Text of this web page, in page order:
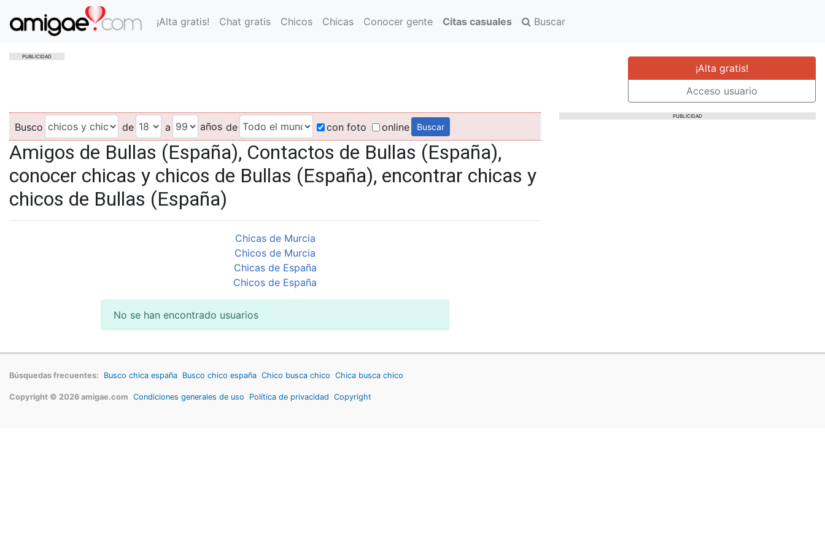
¡Alta gratis! Chat gratis Chicos Chicas Conocer gente Citas casuales Buscar
PUBLICIDAD
¡Alta gratis!
Acceso usuario
Busco de a años de con foto online
Amigos de Bullas (España), Contactos de Bullas (España),
conocer chicas y chicos de Bullas (España), encontrar chicas y
chicos de Bullas (España)
Chicas de Murcia
Chicos de Murcia
Chicas de España
Chicos de España
No se han encontrado usuarios
PUBLICIDAD
Búsquedas frecuentes: Busco chica españa Busco chico españa Chico busca chico Chica busca chico
Copyright © 2026 amigae.com Condiciones generales de uso Política de privacidad Copyright